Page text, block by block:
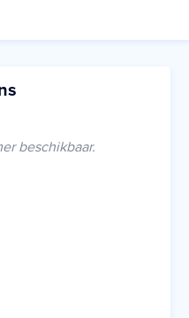
beschikbaar.